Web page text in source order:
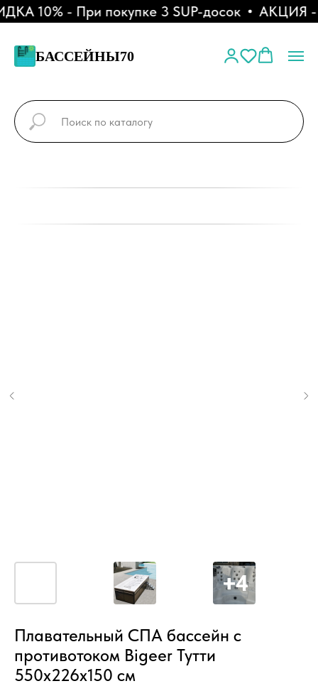
10% - При покупке 3 SUP-досок АКЦИЯ -
БАССЕЙНЫ70
Плавательный СПА бассейн с
противотоком Bigeer Тутти
550x226x150 см